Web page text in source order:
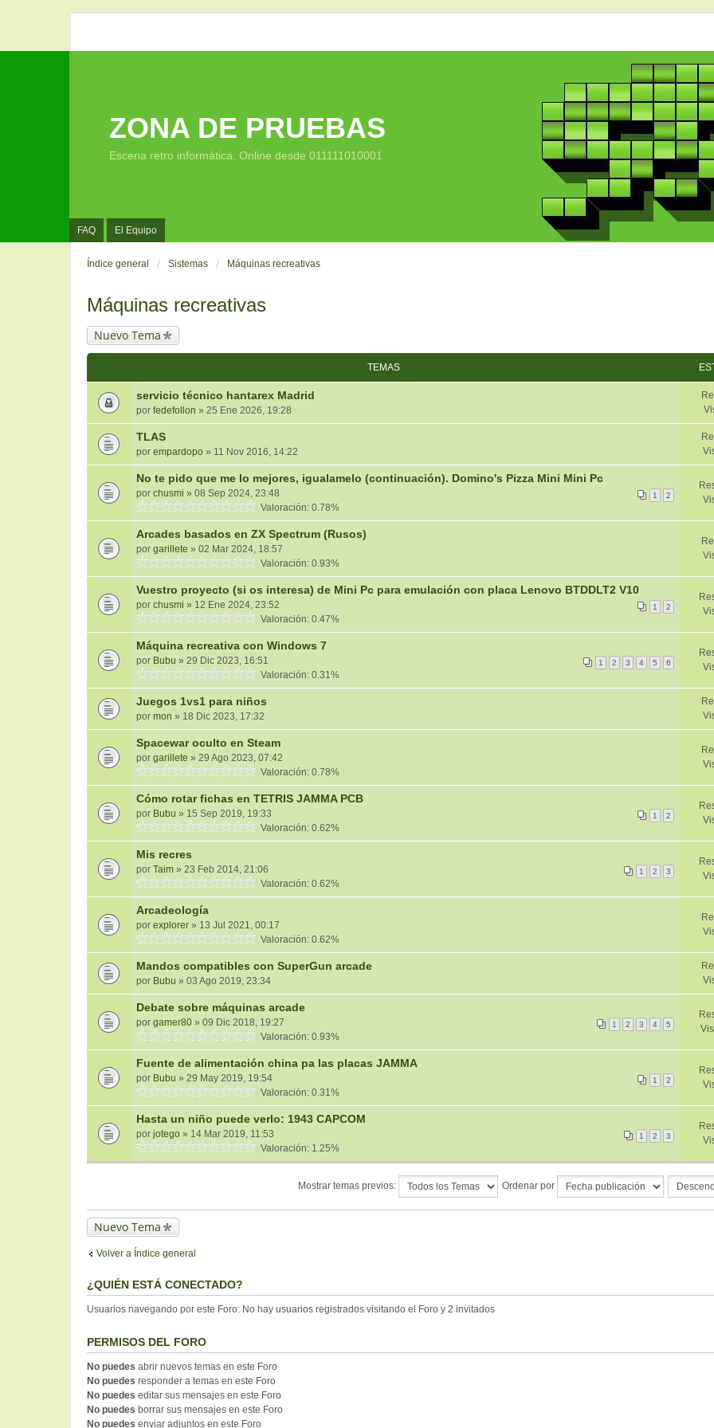
FAQ El Equipo
ZONA DE PRUEBAS
Escena retro informática. Online desde 011111010001
Índice general Sistemas Máquinas recreativas
Máquinas recreativas
Nuevo Tema
TEMAS
servicio técnico hantarex Madrid
por fedefollon » 25 Ene 2026, 19:28
TLAS
por empardopo » 11 Nov 2016, 14:22
No te pido que me lo mejores, igualamelo (continuación). Domino's Pizza Mini Mini Pc
1 2
por chusmi » 08 Sep 2024, 23:48
Valoración: 0.78%
Arcades basados en ZX Spectrum (Rusos)
por garillete » 02 Mar 2024, 18:57
Valoración: 0.93%
Vuestro proyecto (si os interesa) de Mini Pc para emulación con placa Lenovo BTDDLT2 V10
1 2
por chusmi » 12 Ene 2024, 23:52
Valoración: 0.47%
Máquina recreativa con Windows 7
1 2 3 4 5 6
por Bubu » 29 Dic 2023, 16:51
Valoración: 0.31%
Juegos 1vs1 para niños
por mon » 18 Dic 2023, 17:32
Spacewar oculto en Steam
por garillete » 29 Ago 2023, 07:42
Valoración: 0.78%
Cómo rotar fichas en TETRIS JAMMA PCB
1 2
por Bubu » 15 Sep 2019, 19:33
Valoración: 0.62%
Mis recres
1 2 3
por Taim » 23 Feb 2014, 21:06
Valoración: 0.62%
Arcadeología
por explorer » 13 Jul 2021, 00:17
Valoración: 0.62%
Mandos compatibles con SuperGun arcade
por Bubu » 03 Ago 2019, 23:34
Debate sobre máquinas arcade
1 2 3 4 5
por gamer80 » 09 Dic 2018, 19:27
Valoración: 0.93%
Fuente de alimentación china pa las placas JAMMA
1 2
por Bubu » 29 May 2019, 19:54
Valoración: 0.31%
Hasta un niño puede verlo: 1943 CAPCOM
1 2 3
por jotego » 14 Mar 2019, 11:53
Valoración: 1.25%
Mostrar temas previos: Ordenar por
Nuevo Tema
Volver a Índice general
¿QUIÉN ESTÁ CONECTADO?
Usuarios navegando por este Foro: No hay usuarios registrados visitando el Foro y 2 invitados
PERMISOS DEL FORO
No puedes abrir nuevos temas en este Foro
No puedes responder a temas en este Foro
No puedes editar sus mensajes en este Foro
No puedes borrar sus mensajes en este Foro
No puedes enviar adjuntos en este Foro